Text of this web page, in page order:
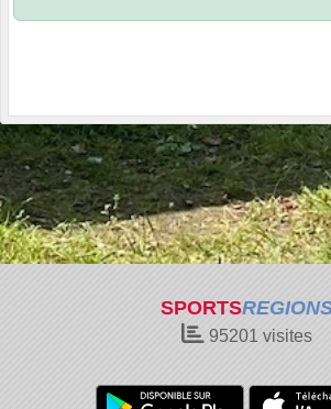
SPORTS
95201 visites